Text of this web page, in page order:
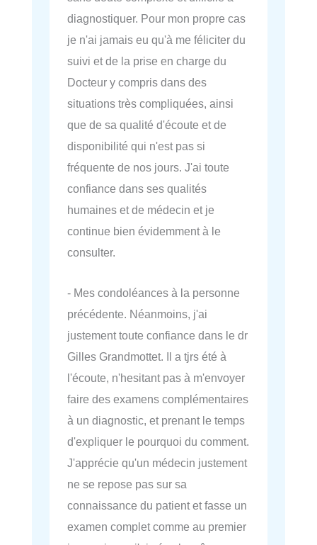
diagnostiquer. Pour mon propre cas
je n'ai jamais eu qu'à me féliciter du
suivi et de la prise en charge du
Docteur y compris dans des
situations très compliquées, ainsi
que de sa qualité d'écoute et de
disponibilité qui n'est pas si
fréquente de nos jours. J'ai toute
confiance dans ses qualités
humaines et de médecin et je
continue bien évidemment à le
consulter.
- Mes condoléances à la personne
précédente. Néanmoins, j'ai
justement toute confiance dans le dr
Gilles Grandmottet. Il a tjrs été à
l'écoute, n'hesitant pas à m'envoyer
faire des examens complémentaires
à un diagnostic, et prenant le temps
d'expliquer le pourquoi du comment.
J'apprécie qu'un médecin justement
ne se repose pas sur sa
connaissance du patient et fasse un
examen complet comme au premier